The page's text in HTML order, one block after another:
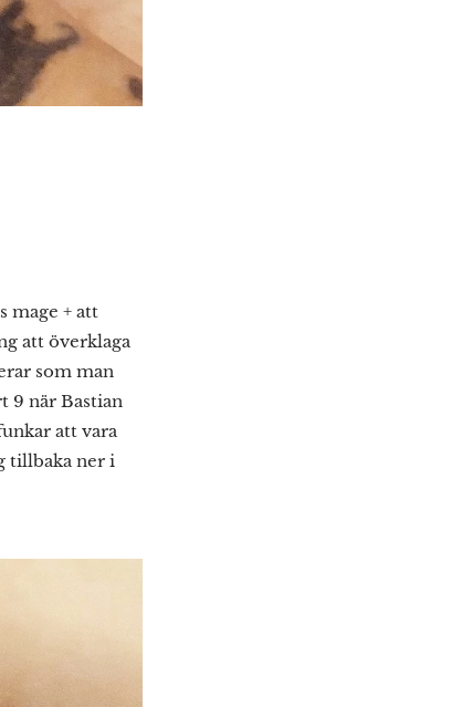
mage + att
att överklaga
som man
9 när Bastian
att vara
tillbaka ner i